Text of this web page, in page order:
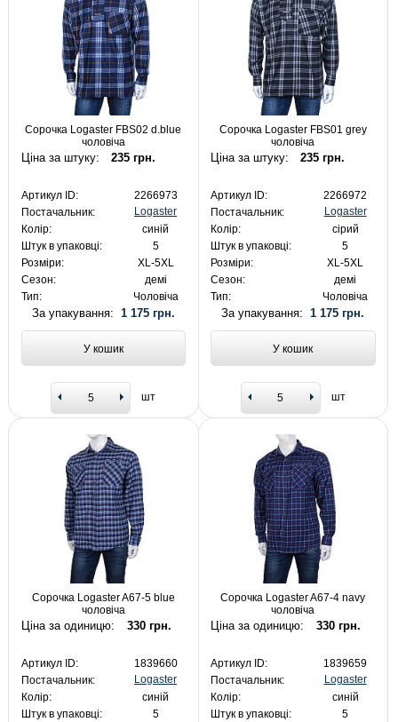
Сорочка Logaster FBS02 d.blue
чоловіча
Ціна за штуку: 235 грн.
Артикул ID:
2266973
Постачальник:
Logaster
Колір:
синій
Штук в упаковці:
5
Розміри:
XL-5XL
Сезон:
демі
Тип:
Чоловіча
За упакування: 1 175 грн.
У кошик
шт
Сорочка Logaster FBS01 grey
чоловіча
Ціна за штуку: 235 грн.
Артикул ID:
2266972
Постачальник:
Logaster
Колір:
сірий
Штук в упаковці:
5
Розміри:
XL-5XL
Сезон:
демі
Тип:
Чоловіча
За упакування:1 175 грн.
У кошик
шт
Сорочка Logaster A67-5 blue
чоловіча
Ціна за одиницю: 330 грн.
Артикул ID:
1839660
Постачальник:
Logaster
Колір:
синій
Штук в упаковці:
5
Сорочка Logaster A67-4 navy
чоловіча
Ціна за одиницю: 330 грн.
Артикул ID:
1839659
Постачальник:
Logaster
Колір:
синій
Штук в упаковці:
5